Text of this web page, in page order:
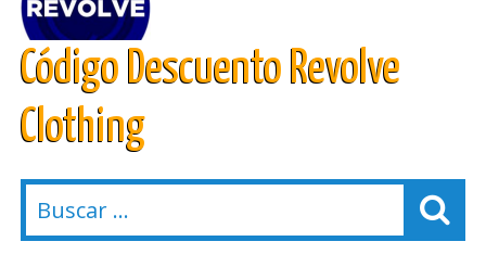
Código Descuento Revolve
Clothing